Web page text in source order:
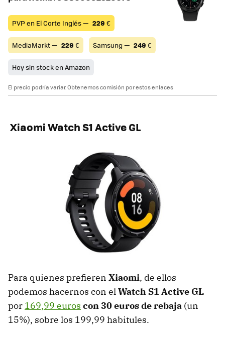
PVP en El Corte Inglés — 229 €
MediaMarkt — 229 € Samsung — 249 €
Hoy sin stock en Amazon
El precio podría variar. Obtenemos comisión por estos enlaces
Xiaomi Watch S1 Active GL
Para quienes prefieren Xiaomi, de ellos
podemos hacernos con elWatch S1 Active GL
por 169,99 euros con 30 euros de rebaja (un
15%), sobre los 199,99 habitules.